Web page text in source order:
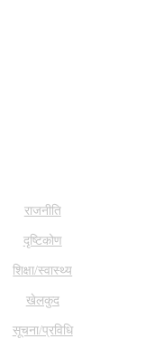
राजनीति
दृष्टिकोण
शिक्षा/स्वास्थ्य
खेलकुद
सूचना/प्रविधि